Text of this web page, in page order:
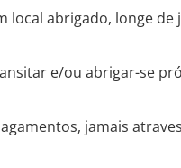
abrigado, longe de
e/ou abrigar-se
jamais